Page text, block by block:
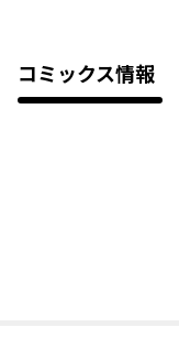
コミックス情報